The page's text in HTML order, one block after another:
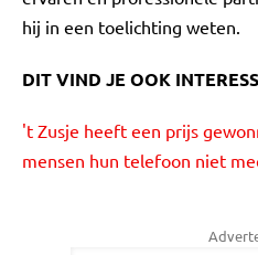
hij in een toelichting weten.
DIT VIND JE OOK
't Zusje heeft een prijs
mensen hun telefoon niet